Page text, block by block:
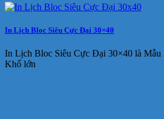
In Lịch Bloc Siêu Cực Đại 30×40
In Lịch Bloc Siêu Cực Đại 30×40 là
Khổ lớn